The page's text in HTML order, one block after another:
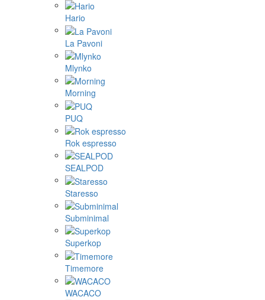
Hario
La Pavoni
Mlynko
Morning
PUQ
Rok espresso
SEALPOD
Staresso
Subminimal
Superkop
Timemore
WACACO